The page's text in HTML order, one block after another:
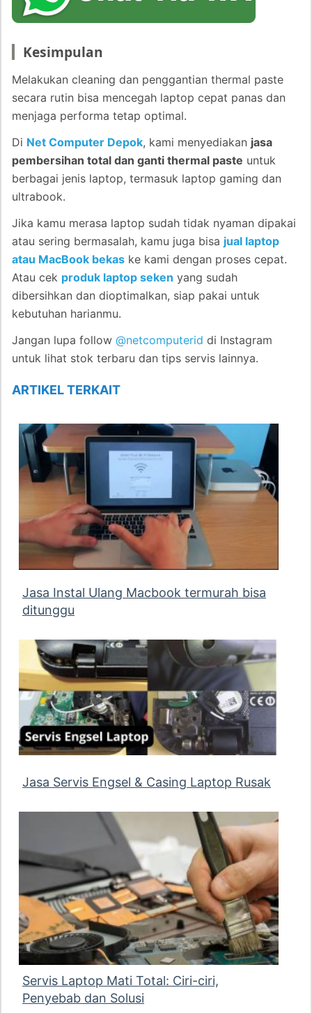
Kesimpulan
Melakukan cleaning dan penggantian thermal paste
secara rutin bisa mencegah laptop cepat panas dan
menjaga performa tetap optimal.
Di Net Computer Depok, kami menyediakan jasa
pembersihan total dan ganti thermal paste untuk
berbagai jenis laptop, termasuk laptop gaming dan
ultrabook.
Jika kamu merasa laptop sudah tidak nyaman dipakai
atau sering bermasalah, kamu juga bisa jual laptop
atau MacBook bekas ke kami dengan proses cepat.
Atau cek produk laptop seken yang sudah
dibersihkan dan dioptimalkan, siap pakai untuk
kebutuhan harianmu.
Jangan lupa follow @netcomputerid di Instagram
untuk lihat stok terbaru dan tips servis lainnya.
ARTIKEL TERKAIT
Jasa Instal Ulang Macbook termurah bisa
ditunggu
Jasa Servis Engsel & Casing Laptop Rusak
Servis Laptop Mati Total: Ciri-ciri,
Penyebab dan Solusi